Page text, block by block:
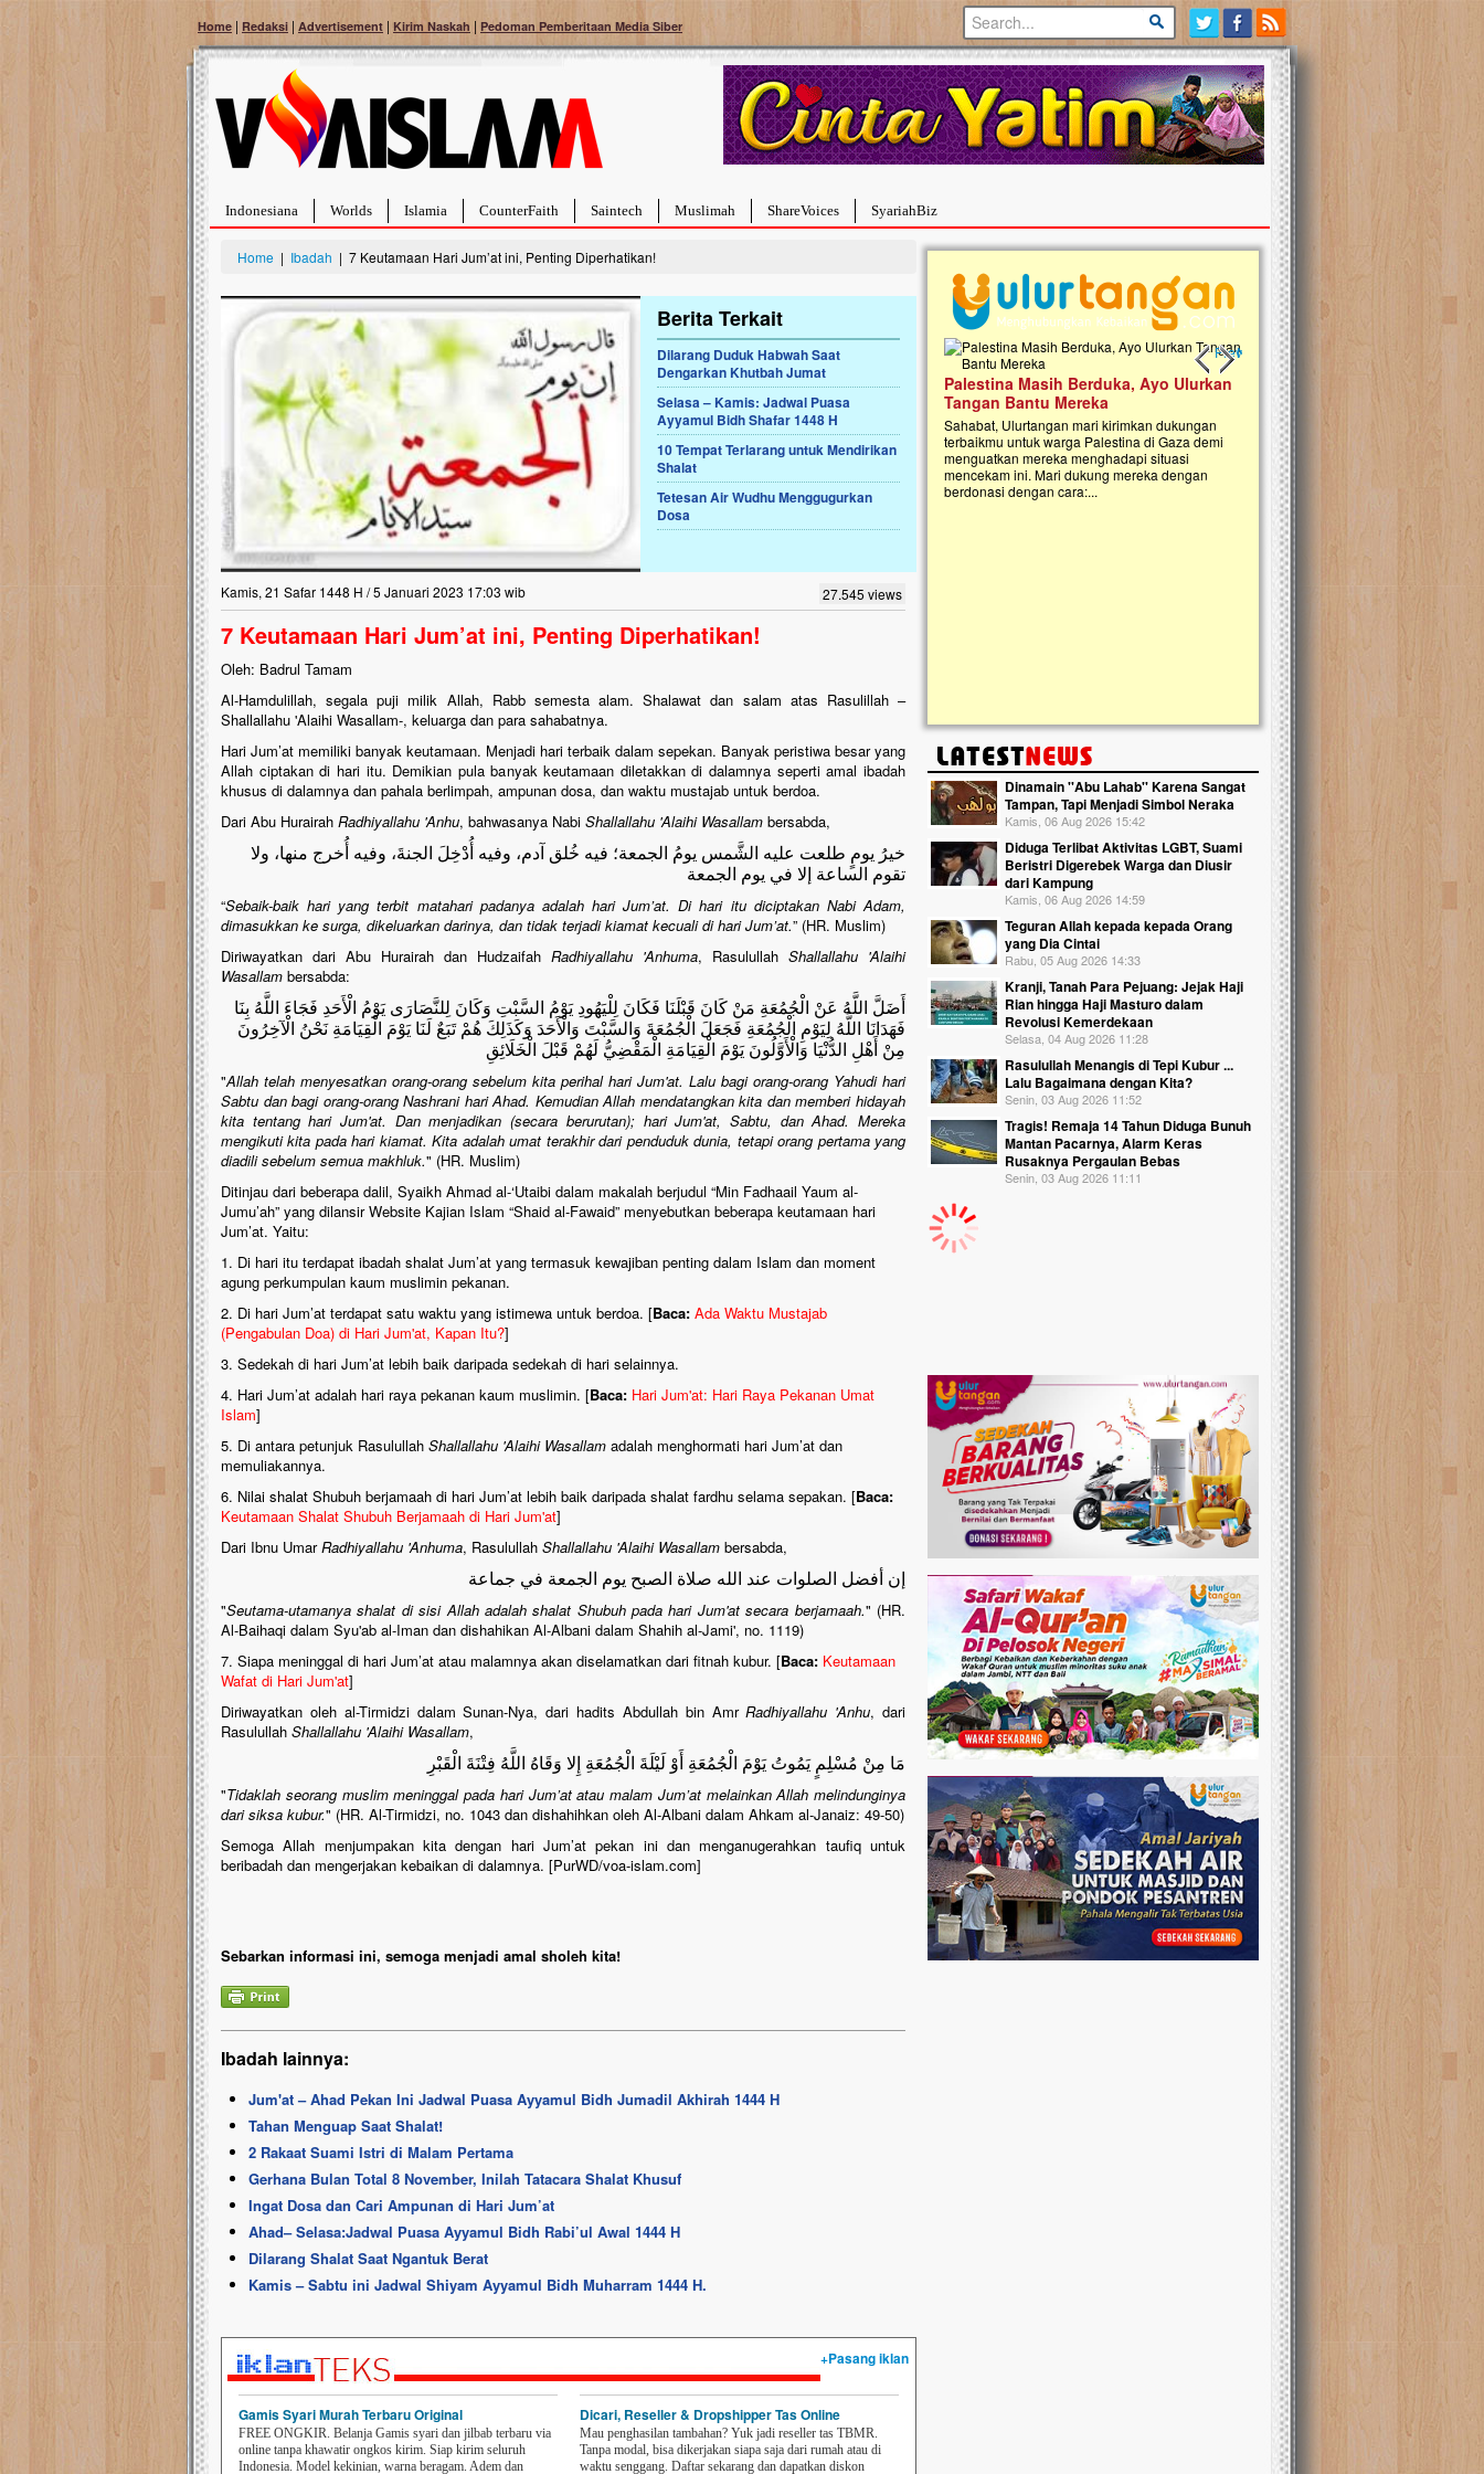
Home | Redaksi | Advertisement | Kirim Naskah | Pedoman Pemberitaan Media Siber
Indonesiana Worlds Islamia CounterFaith Saintech Muslimah ShareVoices SyariahBiz
Home | Ibadah | 7 Keutamaan Hari Jum’at ini, Penting Diperhatikan!
Berita Terkait
Dilarang Duduk Habwah Saat
Dengarkan Khutbah Jumat
Selasa – Kamis: Jadwal Puasa
Ayyamul Bidh Shafar 1448 H
10 Tempat Terlarang untuk Mendirikan
Shalat
Tetesan Air Wudhu Menggugurkan
Dosa
Kamis, 21 Safar 1448 H / 5 Januari 2023 17:03 wib 27.545 views
7 Keutamaan Hari Jum’at ini, Penting Diperhatikan!
Oleh: Badrul Tamam
Al-Hamdulillah, segala puji milik Allah, Rabb semesta alam. Shalawat dan salam atas Rasulillah –
Shallallahu 'Alaihi Wasallam-, keluarga dan para sahabatnya.
Hari Jum’at memiliki banyak keutamaan. Menjadi hari terbaik dalam sepekan. Banyak peristiwa besar yang
Allah ciptakan di hari itu. Demikian pula banyak keutamaan diletakkan di dalamnya seperti amal ibadah
khusus di dalamnya dan pahala berlimpah, ampunan dosa, dan waktu mustajab untuk berdoa.
Dari Abu Hurairah Radhiyallahu 'Anhu, bahwasanya Nabi Shallallahu 'Alaihi Wasallam bersabda,
خيرُ يومٍ طلعت عليه الشَّمس يومُ الجمعة؛ فيه خُلق آدم، وفيه أُدْخِلَ الجنةَ، وفيه أُخرج منها، ولا
تقوم الساعة إلا في يوم الجمعة
“Sebaik-baik hari yang terbit matahari padanya adalah hari Jum’at. Di hari itu diciptakan Nabi Adam,
dimasukkan ke surga, dikeluarkan darinya, dan tidak terjadi kiamat kecuali di hari Jum’at.” (HR. Muslim)
Diriwayatkan dari Abu Hurairah dan Hudzaifah Radhiyallahu 'Anhuma, Rasulullah Shallallahu 'Alaihi
Wasallam bersabda:
أَضَلَّ اللَّهُ عَنْ الْجُمُعَةِ مَنْ كَانَ قَبْلَنَا فَكَانَ لِلْيَهُودِ يَوْمُ السَّبْتِ وَكَانَ لِلنَّصَارَى يَوْمُ الْأَحَدِ فَجَاءَ اللَّهُ بِنَا
فَهَدَانَا اللَّهُ لِيَوْمِ الْجُمُعَةِ فَجَعَلَ الْجُمُعَةَ وَالسَّبْتَ وَالْأَحَدَ وَكَذَلِكَ هُمْ تَبَعٌ لَنَا يَوْمَ الْقِيَامَةِ نَحْنُ الْآخِرُونَ
مِنْ أَهْلِ الدُّنْيَا وَالْأَوَّلُونَ يَوْمَ الْقِيَامَةِ الْمَقْضِيُّ لَهُمْ قَبْلَ الْخَلَائِقِ
"Allah telah menyesatkan orang-orang sebelum kita perihal hari Jum'at. Lalu bagi orang-orang Yahudi hari
Sabtu dan bagi orang-orang Nashrani hari Ahad. Kemudian Allah mendatangkan kita dan memberi hidayah
kita tentang hari Jum'at. Dan menjadikan (secara berurutan); hari Jum'at, Sabtu, dan Ahad. Mereka
mengikuti kita pada hari kiamat. Kita adalah umat terakhir dari penduduk dunia, tetapi orang pertama yang
diadili sebelum semua makhluk." (HR. Muslim)
Ditinjau dari beberapa dalil, Syaikh Ahmad al-‘Utaibi dalam makalah berjudul “Min Fadhaail Yaum al-
Jumu’ah” yang dilansir Website Kajian Islam “Shaid al-Fawaid” menyebutkan beberapa keutamaan hari
Jum’at. Yaitu:
1. Di hari itu terdapat ibadah shalat Jum’at yang termasuk kewajiban penting dalam Islam dan moment
agung perkumpulan kaum muslimin pekanan.
2. Di hari Jum’at terdapat satu waktu yang istimewa untuk berdoa. [Baca: Ada Waktu Mustajab
(Pengabulan Doa) di Hari Jum'at, Kapan Itu?]
3. Sedekah di hari Jum’at lebih baik daripada sedekah di hari selainnya.
4. Hari Jum’at adalah hari raya pekanan kaum muslimin. [Baca: Hari Jum'at: Hari Raya Pekanan Umat
Islam]
5. Di antara petunjuk Rasulullah Shallallahu 'Alaihi Wasallam adalah menghormati hari Jum’at dan
memuliakannya.
6. Nilai shalat Shubuh berjamaah di hari Jum’at lebih baik daripada shalat fardhu selama sepakan. [Baca:
Keutamaan Shalat Shubuh Berjamaah di Hari Jum'at]
Dari Ibnu UmarRadhiyallahu 'Anhuma, Rasulullah Shallallahu 'Alaihi Wasallam bersabda,
إن أفضل الصلوات عند الله صلاة الصبح يوم الجمعة في جماعة
"Seutama-utamanya shalat di sisi Allah adalah shalat Shubuh pada hari Jum'at secara berjamaah." (HR.
Al-Baihaqi dalam Syu'ab al-Iman dan dishahikan Al-Albani dalam Shahih al-Jami', no. 1119)
7. Siapa meninggal di hari Jum’at atau malamnya akan diselamatkan dari fitnah kubur. [Baca: Keutamaan
Wafat di Hari Jum'at]
Diriwayatkan oleh al-Tirmidzi dalam Sunan-Nya, dari hadits Abdullah bin AmrRadhiyallahu 'Anhu, dari
Rasulullah Shallallahu 'Alaihi Wasallam,
مَا مِنْ مُسْلِمٍ يَمُوتُ يَوْمَ الْجُمُعَةِ أَوْ لَيْلَةَ الْجُمُعَةِ إِلا وَقَاهُ اللَّهُ فِتْنَةَ الْقَبْرِ
"Tidaklah seorang muslim meninggal pada hari Jum’at atau malam Jum’at melainkan Allah melindunginya
dari siksa kubur." (HR. Al-Tirmidzi, no. 1043 dan dishahihkan oleh Al-Albani dalam Ahkam al-Janaiz: 49-50)
Semoga Allah menjumpakan kita dengan hari Jum’at pekan ini dan menganugerahkan taufiq untuk
beribadah dan mengerjakan kebaikan di dalamnya. [PurWD/voa-islam.com]
Sebarkan informasi ini, semoga menjadi amal sholeh kita!
Ibadah lainnya:
Jum'at – Ahad Pekan Ini Jadwal Puasa Ayyamul Bidh Jumadil Akhirah 1444 H
Tahan Menguap Saat Shalat!
2 Rakaat Suami Istri di Malam Pertama
Gerhana Bulan Total 8 November, Inilah Tatacara Shalat Khusuf
Ingat Dosa dan Cari Ampunan di Hari Jum’at
Ahad– Selasa:Jadwal Puasa Ayyamul Bidh Rabi’ul Awal 1444 H
Dilarang Shalat Saat Ngantuk Berat
Kamis – Sabtu ini Jadwal Shiyam Ayyamul Bidh Muharram 1444 H.
+Pasang iklan
Gamis Syari Murah Terbaru Original
FREE ONGKIR. Belanja Gamis syari dan jilbab terbaru via
online tanpa khawatir ongkos kirim. Siap kirim seluruh
Indonesia. Model kekinian, warna beragam. Adem dan
Dicari, Reseller & Dropshipper Tas Online
Mau penghasilan tambahan? Yuk jadi reseller tas TBMR.
Tanpa modal, bisa dikerjakan siapa saja dari rumah atau di
waktu senggang. Daftar sekarang dan dapatkan diskon
Previous slide
Next slide
Bantu Naura, Balita Hebat Sembuh Dari
Tumor Pembuluh Darah
Hidup Naura Salsabila dipenuhi dengan
rintangan yang sangat berat. Meskipun baru
berusia sepuluh bulan, bayi yang imut ini harus
menghadapi penyakit yang dahsyat, yaitu tumor
pembuluh darah berukuran...
Nasib masjid di Kampung Cilumbu ini sungguh
mengenaskan. Lima tahun mangkrak, kini nyaris
berlumut, dan menghitam terpapar panas dan
Palestina Masih Berduka, Ayo Ulurkan
Tangan Bantu Mereka
Sahabat, Ulurtangan mari kirimkan dukungan
terbaikmu untuk warga Palestina di Gaza demi
menguatkan mereka menghadapi situasi
mencekam ini. Mari dukung mereka dengan
berdonasi dengan cara:...
Open Donasi Wakaf
Rumah Qur'an & TK Islam
Najjah di Jonggol
Saat ini, Ulurtangan bersama Yayasan
Najjahtul Islam Jonggol sedang merintis
pembangunan Rumah Qur’an dan
kanak Islam Terpadu (TKIT) An Najjah
Gedung Majelis Taklim di Jonggol,...
Dinamain ''Abu Lahab'' Karena Sangat
Tampan, Tapi Menjadi Simbol Neraka
Kamis, 06 Aug 2026 15:42
Diduga Terlibat Aktivitas LGBT, Suami
Beristri Digerebek Warga dan Diusir
dari Kampung
Kamis, 06 Aug 2026 14:59
Teguran Allah kepada kepada Orang
yang Dia Cintai
Rabu, 05 Aug 2026 14:33
Kranji, Tanah Para Pejuang: Jejak Haji
Rian hingga Haji Masturo dalam
Revolusi Kemerdekaan
Selasa, 04 Aug 2026 11:28
Rasulullah Menangis di Tepi Kubur ...
Lalu Bagaimana dengan Kita?
Senin, 03 Aug 2026 11:52
Tragis! Remaja 14 Tahun Diduga Bunuh
Mantan Pacarnya, Alarm Keras
Rusaknya Pergaulan Bebas
Senin, 03 Aug 2026 11:11